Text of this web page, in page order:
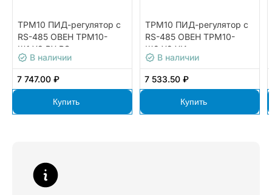
ТРМ10 ПИД-регулятор с
RS-485 ОВЕН ТРМ10-
Щ1.У3.РУ.RS
В наличии
7 747.00 ₽
Купить
ТРМ10 ПИД-регулятор с
RS-485 ОВЕН ТРМ10-
Щ2.У2.УИ
В наличии
7 533.50 ₽
Купить